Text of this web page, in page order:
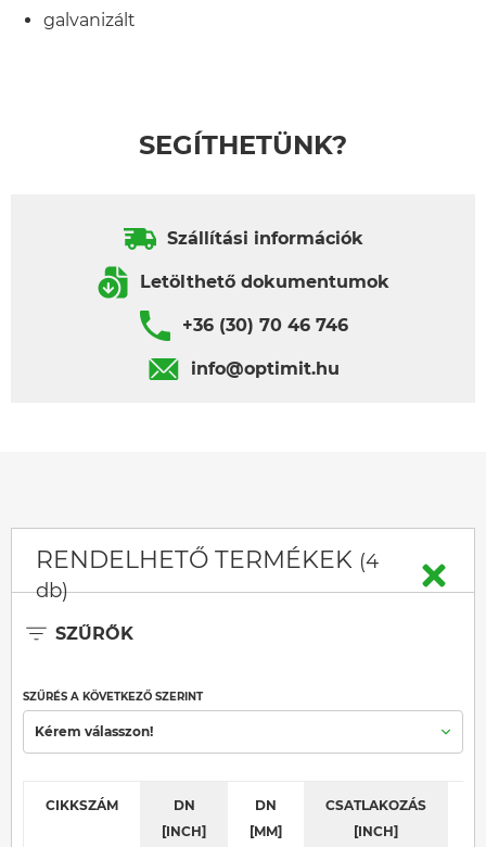
galvanizált
SEGÍTHETÜNK?
Szállítási információk
Letölthető dokumentumok
+36 (30) 70 46 746
info@optimit.hu
RENDELHETŐ TERMÉKEK (4
db)
SZŰRŐK
SZŰRÉS A KÖVETKEZŐ SZERINT
Kérem válasszon!
CIKKSZÁM
DN
[INCH]
DN
[MM]
CSATLAKOZÁS
[INCH]